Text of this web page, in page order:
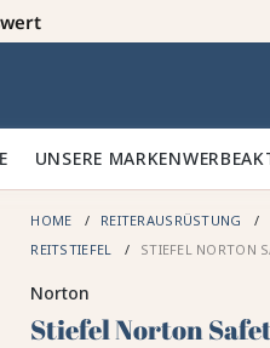
🍃 UNSERE MARKEN
HOME REITERAUSRÜSTUNG
REITSTIEFEL
STIEFEL NORTON
Norton
Stiefel Norton